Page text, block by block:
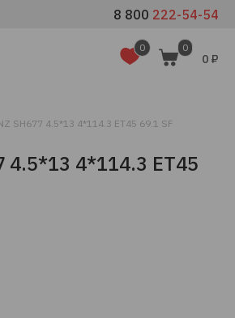
8 800 222-54-54
0 0
0 ₽
SH677 4.5*13 4*114.3 ET45 69.1 SF
4.5*13 4*114.3 ET45